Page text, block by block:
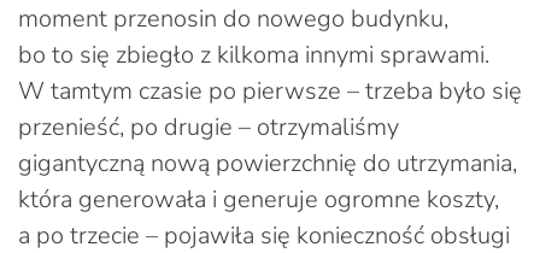
moment przenosin do nowego budynku,
bo to się zbiegło z kilkoma innymi sprawami.
W tamtym czasie po pierwsze – trzeba było się
przenieść, po drugie – otrzymaliśmy
gigantyczną nową powierzchnię do utrzymania,
która generowała i generuje ogromne koszty,
a po trzecie – pojawiła się konieczność obsługi